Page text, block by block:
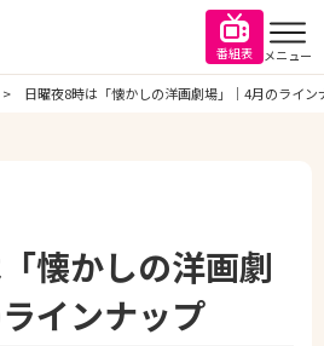
番組表 メニュー
日曜夜8時は「懐かしの洋画劇場」｜4月のライン
懐かしの洋画劇
インナップ